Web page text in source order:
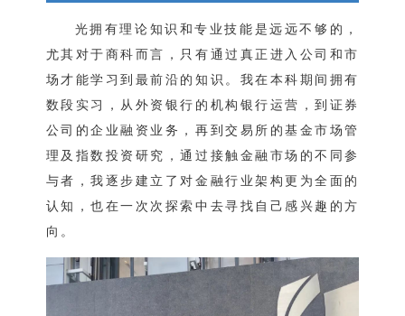
光拥有理论知识和专业技能是远远不够的，
尤其对于商科而言，只有通过真正进入公司和市
场才能学习到最前沿的知识。我在本科期间拥有
数段实习，从外资银行的机构银行运营，到证券
公司的企业融资业务，再到交易所的基金市场管
理及指数投资研究，通过接触金融市场的不同参
与者，我逐步建立了对金融行业架构更为全面的
认知，也在一次次探索中去寻找自己感兴趣的方
向。